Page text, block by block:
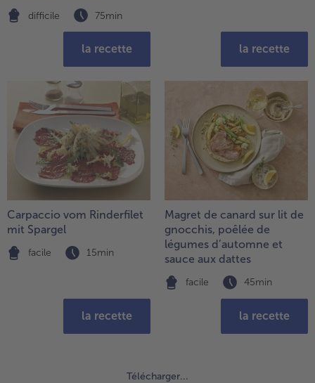
difficile 75min
la recette la recette
Carpaccio vom Rinderfilet
mit Spargel
facile 15min
la recette
Magret de canard sur lit de
gnocchis, poêlée de
légumes d’automne et
sauce aux dattes
facile 45min
la recette
Télécharger...